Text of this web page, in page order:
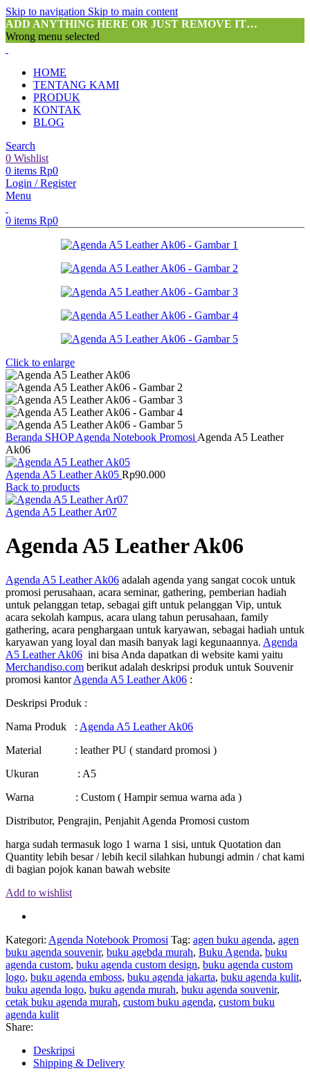
Skip to navigation Skip to main content
ADD ANYTHING HERE OR JUST REMOVE IT…
Wrong menu selected
HOME
TENTANG KAMI
PRODUK
KONTAK
BLOG
Search
0 Wishlist
0 items Rp0
Login / Register
Menu
0 items Rp0
Click to enlarge
Beranda SHOPAgenda Notebook Promosi Agenda A5 Leather
Ak06
Agenda A5 Leather Ak05 Rp90.000
Back to products
Agenda A5 Leather Ar07
Agenda A5 Leather Ak06
Agenda A5 Leather Ak06 adalah agenda yang sangat cocok untuk
promosi perusahaan, acara seminar, gathering, pemberian hadiah
untuk pelanggan tetap, sebagai gift untuk pelanggan Vip, untuk
acara sekolah kampus, acara ulang tahun perusahaan, family
gathering, acara penghargaan untuk karyawan, sebagai hadiah untuk
karyawan yang loyal dan masih banyak lagi kegunaannya. Agenda
A5 Leather Ak06 ini bisa Anda dapatkan di website kami yaitu
Merchandiso.com berikut adalah deskripsi produk untuk Souvenir
promosi kantorAgenda A5 Leather Ak06 :
Deskripsi Produk :
Nama Produk : Agenda A5 Leather Ak06
Material : leather PU ( standard promosi )
Ukuran : A5
Warna : Custom ( Hampir semua warna ada )
Distributor, Pengrajin, Penjahit Agenda Promosi custom
harga sudah termasuk logo 1 warna 1 sisi, untuk Quotation dan
Quantity lebih besar / lebih kecil silahkan hubungi admin / chat kami
di bagian pojok kanan bawah website
Add to wishlist
Kategori: Agenda Notebook Promosi Tag: agen buku agenda, agen
buku agenda souvenir, buku agebda murah, Buku Agenda, buku
agenda custom, buku agenda custom design, buku agenda custom
logo, buku agenda emboss, buku agenda jakarta, buku agenda kulit,
buku agenda logo, buku agenda murah, buku agenda souvenir,
cetak buku agenda murah, custom buku agenda, custom buku
agenda kulit
Share:
Deskripsi
Shipping & Delivery